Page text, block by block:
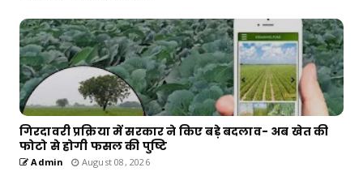
गिरदावरी प्रक्रिया में सरकार ने किए बड़े बदलाव- अब खेत की
फोटो से होगी फसल की पुष्टि
Admin August 08, 2026